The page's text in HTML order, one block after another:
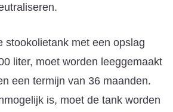
stookolietank met een opslag
liter, moet worden leeggemaakt
een termijn van 36 maanden.
is, moet de tank worden